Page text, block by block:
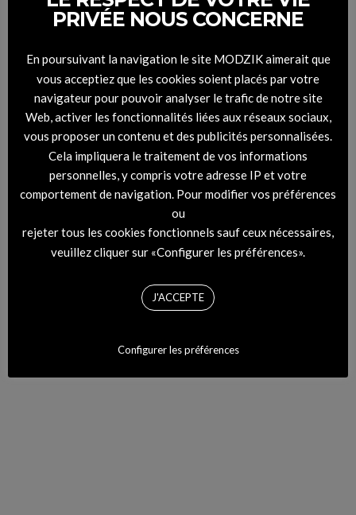
PRIVÉE NOUS CONCERNE
En poursuivant la navigation le site MODZIK aimerait que
vous acceptiez que les cookies soient placés par votre
navigateur pour pouvoir analyser le trafic de notre site
Web, activer les fonctionnalités liées aux réseaux sociaux,
vous proposer un contenu et des publicités personnalisées.
Cela impliquera le traitement de vos informations
personnelles, y compris votre adresse IP et votre
comportement de navigation. Pour modifier vos préférences
ou
rejeter tous les cookies fonctionnels sauf ceux nécessaires,
veuillez cliquer sur «Configurer les préférences».
J'ACCEPTE
Configurer les préférences